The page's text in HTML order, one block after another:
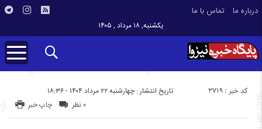
درباره ما تماس با ما
یکشنبه, ۱۸ مرداد , ۱۴۰۵
تاریخ انتشار : چهارشنبه ۲۲ مرداد ۱۴۰۴ - ۱۸:۳۶ کد خبر : 3719
چاپ خبر ۰ نظر